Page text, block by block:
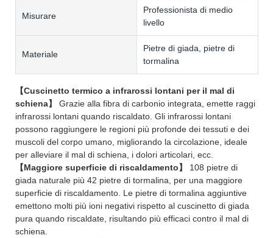
Misurare
Professionista di medio
livello
Materiale
Pietre di giada, pietre di
tormalina
【Cuscinetto termico a infrarossi lontani per il mal di
schiena】
Grazie alla fibra di carbonio integrata, emette raggi
infrarossi lontani quando riscaldato. Gli infrarossi lontani
possono raggiungere le regioni più profonde dei tessuti e dei
muscoli del corpo umano, migliorando la circolazione, ideale
per alleviare il mal di schiena, i dolori articolari, ecc.
【Maggiore superficie di riscaldamento】
108 pietre di
giada naturale più 42 pietre di tormalina, per una maggiore
superficie di riscaldamento. Le pietre di tormalina aggiuntive
emettono molti più ioni negativi rispetto al cuscinetto di giada
pura quando riscaldate, risultando più efficaci contro il mal di
schiena.